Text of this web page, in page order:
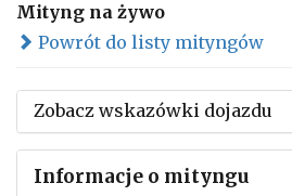
Mityng na żywo
Powrót do listy mityngów
Zobacz wskazówki dojazdu
Informacje o mityngu